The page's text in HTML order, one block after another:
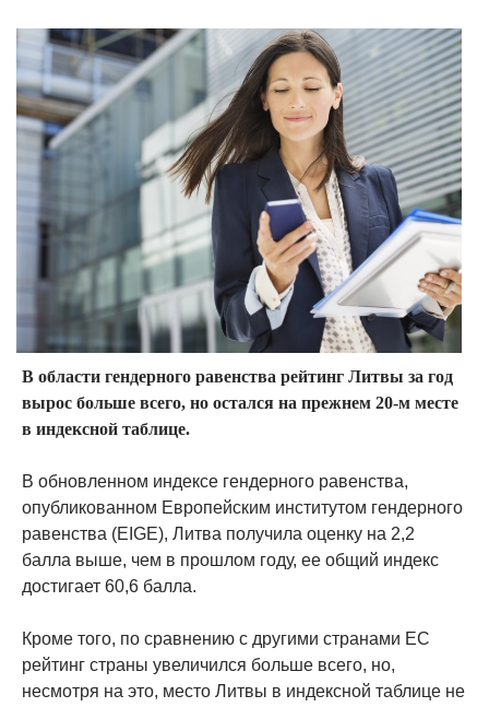
В области гендерного равенства рейтинг Литвы за год
вырос больше всего, но остался на прежнем 20-м месте
в индексной таблице.
В обновленном индексе гендерного равенства,
опубликованном Европейским институтом гендерного
равенства (EIGE), Литва получила оценку на 2,2
балла выше, чем в прошлом году, ее общий индекс
достигает 60,6 балла.
Кроме того, по сравнению с другими странами ЕС
рейтинг страны увеличился больше всего, но,
несмотря на это, место Литвы в индексной таблице не